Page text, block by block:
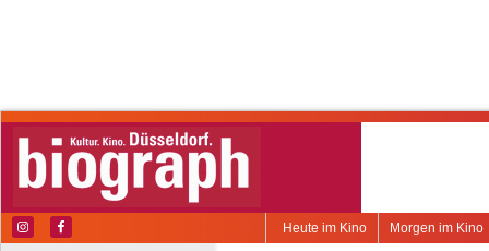
Morgen im Kino
Heute im Kino